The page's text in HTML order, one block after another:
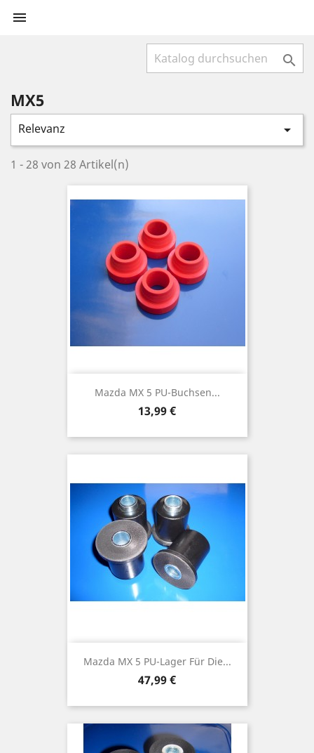


MX5
Relevanz 
1 - 28 von 28 Artikel(n)
Mazda MX 5 PU-Buchsen...
Preis
13,99 €
Mazda MX 5 PU-Lager Für Die...
Preis
47,99 €